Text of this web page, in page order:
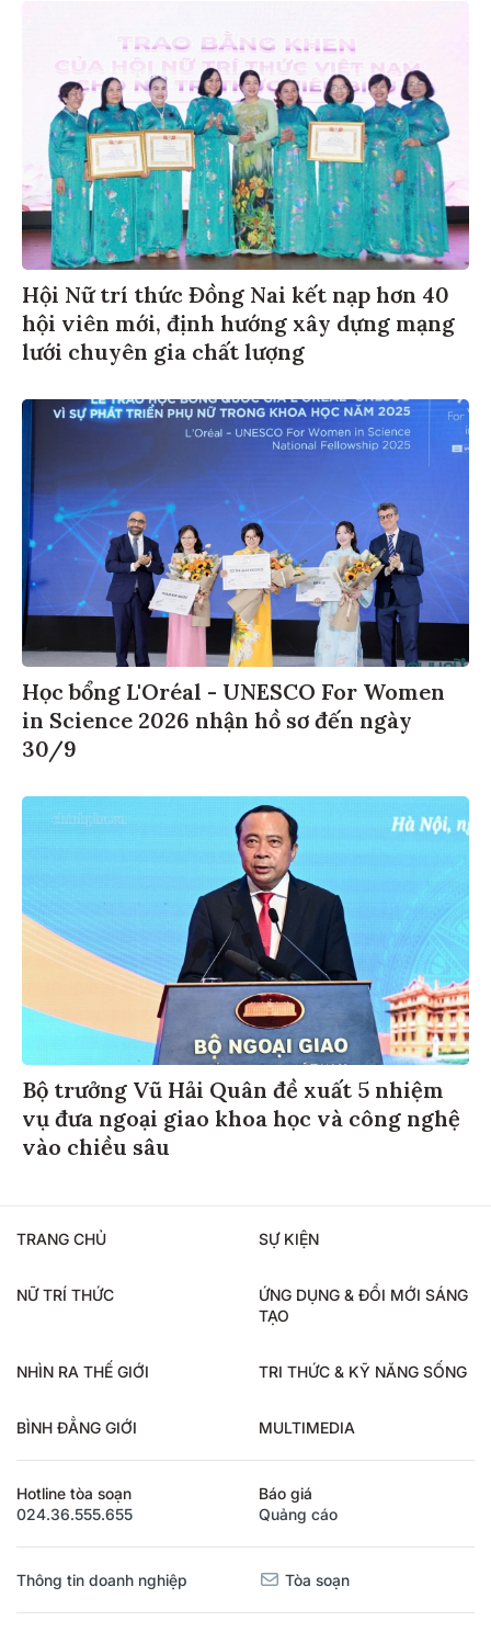
Hội Nữ trí thức Đồng Nai kết nạp hơn 40
hội viên mới, định hướng xây dựng mạng
lưới chuyên gia chất lượng
Học bổng L'Oréal - UNESCO For Women
in Science 2026 nhận hồ sơ đến ngày
30/9
Bộ trưởng Vũ Hải Quân đề xuất 5 nhiệm
vụ đưa ngoại giao khoa học và công nghệ
vào chiều sâu
TRANG CHỦ SỰ KIỆN
NỮ TRÍ THỨC
ỨNG DỤNG & ĐỔI MỚI SÁNG
TẠO
NHÌN RA THẾ GIỚI TRI THỨC & KỸ NĂNG SỐNG
BÌNH ĐẲNG GIỚI MULTIMEDIA
Hotline tòa soạn
024.36.555.655
Báo giá
Quảng cáo
Thông tin doanh nghiệp Tòa soạn